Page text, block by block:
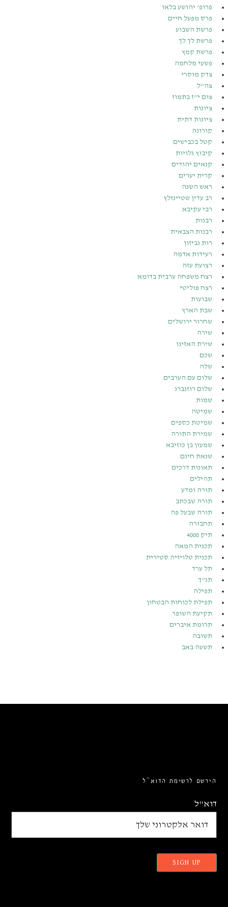
פרופ’ יהושע בלאו
פרס מפעל חיים
פרשת השבוע
פרשת לך לך
פרשת קמץ
פשעי מלחמה
צדק מוסרי
צה”ל
צום י”ז בתמוז
ציונות
ציונות דתית
קורונה
קטל בכבישים
קיבוץ גלויות
קנאים יהודים
קרית יערים
ראש השנה
רב עדין שטיינזלץ
רבי עקיבא
רבנות
רבנות הצבאית
רות גביזון
רעידות אדמה
רצועת עזה
רצח משפחה ערבית בדומא
רצח פוליטי
שבועות
שבת הארץ
שחרור ירושלים
שירה
שירת האזינו
שכם
שלה
שלום עם הערבים
שלום רוזנברג
שמות
שמיטה
שמיטת כספים
שמירת התורה
שמעון בן כּוזיבא
שנאת חינם
תאונות דרכים
תהילים
תורה ומדע
תורה שבכתב
תורה שבעל פה
תחבורה
תיק 4000
תכנית המאה
תכנית טלויזיה סטירית
תל ערד
תנ”ך
תפילה
תפילת לכוחות הבטחון
תקיעת השופר
תרומת איברים
תשובה
תשעה באב
הירשם לרשימת הדוא”ל
דוא"ל